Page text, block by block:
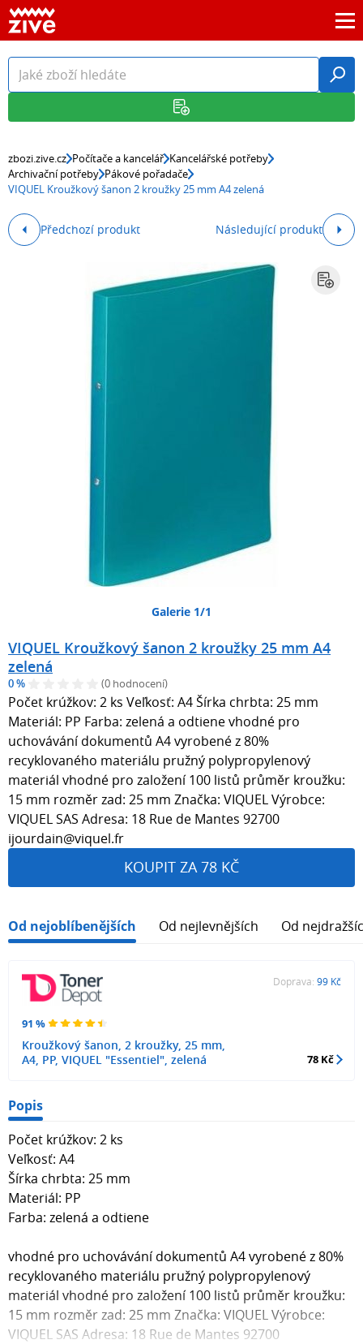
zbozi.zive.cz Počítače a kancelář Kancelářské potřeby
Archivační potřeby Pákové pořadače
VIQUEL Kroužkový šanon 2 kroužky 25 mm A4 zelená
Předchozí produkt Následující produkt
Galerie 1/1
VIQUEL Kroužkový šanon 2 kroužky 25 mm A4
zelená
0 % (0 hodnocení)
Počet krúžkov: 2 ks Veľkosť: A4 Šírka chrbta: 25 mm
Materiál: PP Farba: zelená a odtiene vhodné pro
uchovávání dokumentů A4 vyrobené z 80%
recyklovaného materiálu pružný polypropylenový
materiál vhodné pro založení 100 listů průměr kroužku:
15 mm rozměr zad: 25 mm Značka: VIQUEL Výrobce:
VIQUEL SAS Adresa: 18 Rue de Mantes 92700
ijourdain@viquel.fr
KOUPIT ZA 78 KČ
Od nejoblíbenějších Od nejlevnějších Od
91 %
Kroužkový šanon, 2 kroužky, 25 mm,
A4, PP, VIQUEL "Essentiel", zelená
Doprava: 99 Kč
78 Kč
Popis
Počet krúžkov: 2 ks
Veľkosť: A4
Šírka chrbta: 25 mm
Materiál: PP
Farba: zelená a odtiene
vhodné pro uchovávání dokumentů A4 vyrobené z 80%
recyklovaného materiálu pružný polypropylenový
materiál vhodné pro založení 100 listů průměr kroužku:
15 mm rozměr zad: 25 mm Značka: VIQUEL Výrobce:
VIQUEL SAS Adresa: 18 Rue de Mantes 92700